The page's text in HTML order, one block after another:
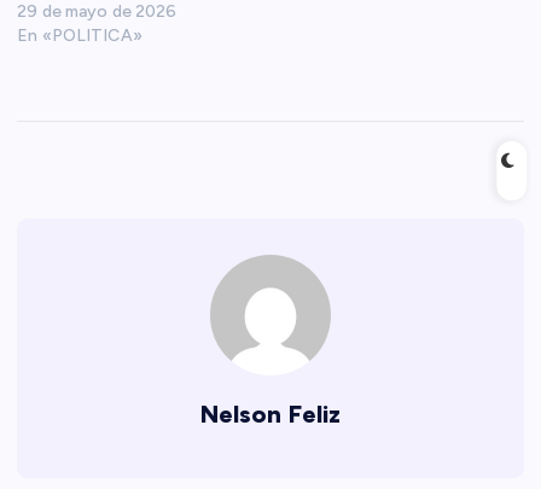
29 de mayo de 2026
En «POLITICA»
Nelson Feliz